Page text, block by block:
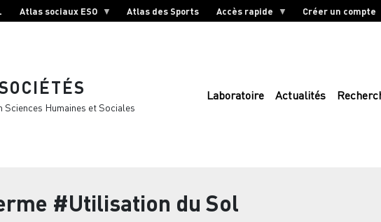
Atlas sociaux ESO Atlas des Sports Accès rapide Créer un compte
Humaines et Sociales
Laboratoire Actualités
#Utilisation du Sol